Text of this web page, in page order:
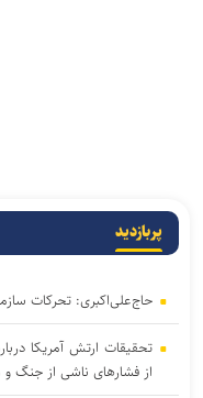
پربازدید
حاج‌علی‌اکبری: تحرکات
تحقیقات ارتش آمریکا
از فشار‌های ناشی از جنگ و